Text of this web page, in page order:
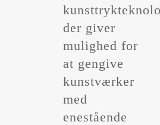
der giver
mulighed for
at gengive
kunstværker
med
enestående